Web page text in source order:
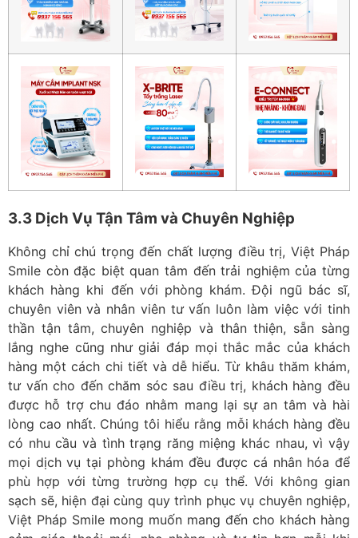
3.3 Dịch Vụ Tận Tâm và Chuyên Nghiệp
Không chỉ chú trọng đến chất lượng điều trị, Việt Pháp
Smile còn đặc biệt quan tâm đến trải nghiệm của từng
khách hàng khi đến với phòng khám. Đội ngũ bác sĩ,
chuyên viên và nhân viên tư vấn luôn làm việc với tinh
thần tận tâm, chuyên nghiệp và thân thiện, sẵn sàng
lắng nghe cũng như giải đáp mọi thắc mắc của khách
hàng một cách chi tiết và dễ hiểu. Từ khâu thăm khám,
tư vấn cho đến chăm sóc sau điều trị, khách hàng đều
được hỗ trợ chu đáo nhằm mang lại sự an tâm và hài
lòng cao nhất. Chúng tôi hiểu rằng mỗi khách hàng đều
có nhu cầu và tình trạng răng miệng khác nhau, vì vậy
mọi dịch vụ tại phòng khám đều được cá nhân hóa để
phù hợp với từng trường hợp cụ thể. Với không gian
sạch sẽ, hiện đại cùng quy trình phục vụ chuyên nghiệp,
Việt Pháp Smile mong muốn mang đến cho khách hàng